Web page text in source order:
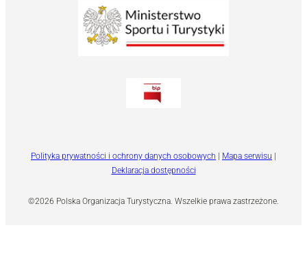
©2026 Polska Organizacja Turystyczna. Wszelkie prawa zastrzeżone.
Polityka prywatności i ochrony danych osobowych Mapa serwisu
Deklaracja dostępności